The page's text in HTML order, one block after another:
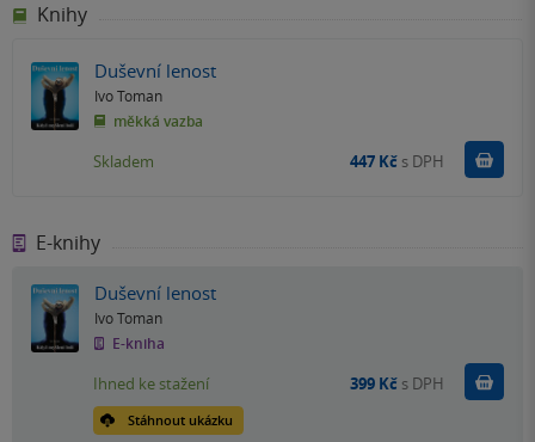
Knihy
Duševní lenost
Ivo Toman
měkká vazba
Skladem 447 Kč s DPH
E-knihy
Duševní lenost
Ivo Toman
E-kniha
Stáhnout ukázku
Ihned ke stažení 399 Kč s DPH Koupit